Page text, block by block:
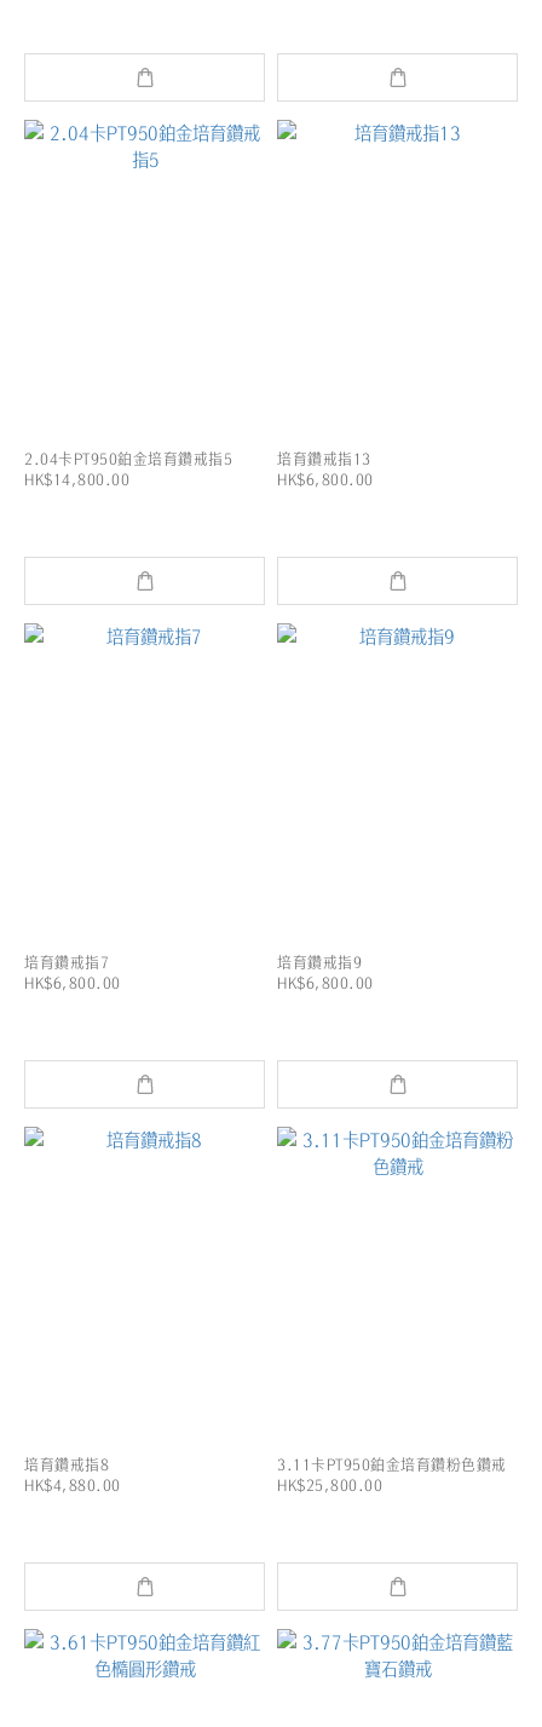
2.04卡PT950鉑金培育鑽戒指5
HK$14,800.00
培育鑽戒指13
HK$6,800.00
培育鑽戒指7
HK$6,800.00
培育鑽戒指9
HK$6,800.00
培育鑽戒指8
HK$4,880.00
3.11卡PT950鉑金培育鑽粉色鑽戒
HK$25,800.00